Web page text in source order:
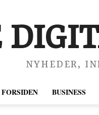
NYHEDER,
FORSIDEN BUSINESS